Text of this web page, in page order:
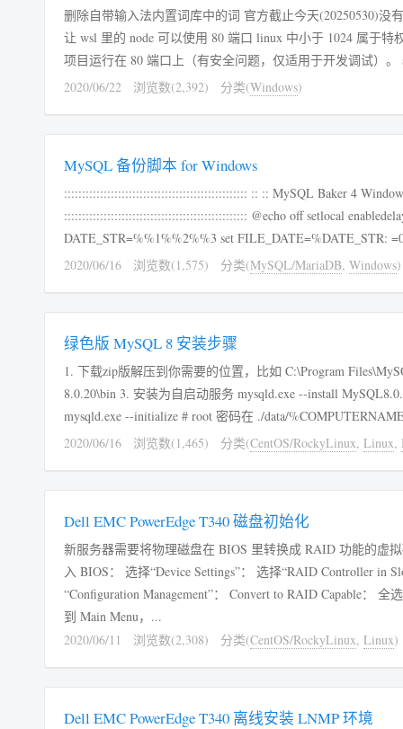
删除自带输入法内置词库中的词 官方截止今天(20250530)
让 wsl 里的 node 可以使用 80 端口 linux 中小于 1024 属于
2020/06/22
浏览数(2,392) 分类(Windows)
MySQL 备份脚本 for Windows
::::::::::::::::::::::::::::::::::::::::::::::::::: :: :: MySQL Baker 4 Windows :: :: DATABASES=以空格分隔的库名或 --all-databases ::
::::::::::::::::::::::::::::::::::::::::::::::::::: @echo off setlocal enabledelayedexpansion for /f "tokens=1-3 delims=-/ " %%1 in ("%date%") do set
2020/06/16 浏览数(1,575) 分类(MySQL/MariaDB, Windows)
绿色版 MySQL 8 安装步骤
1. 下载zip版解压到你需要的位置，比如 C:\Program Files\MySQL 8.0.20\ 2.
8.0.20\bin 3. 安装为自启动服务 mysqld.exe --install MySQL8.0.20 #卸载服务： mysql-nt.exe -remove 4. 初始化，生成 /data 目录等
mysqld.exe --initialize # root 密码在 ./data/
2020/06/16
浏览数(1,465) 分类(CentOS/RockyLinux, Linux,
Dell EMC PowerEdge T340 磁盘初始化
新服务器需要将物理磁盘在 BIOS 里转换成 RAID 功能的虚
入 BIOS： 选择“Device Settings”： 选择“RAID Controller in Slot 1: Dell PERC <PERC H330 Adapter> Confituration Utility”： 选择
“Configuration Management”： Convert to RAID Capable： 全选需要转为 RAID 的硬盘（回车或空格键都可以切换选中状态）： 按ESC回
到 Main Menu，...
2020/06/11
浏览数(2,308) 分类(CentOS/RockyLinux, Linux)
Dell EMC PowerEdge T340 离线安装 LNMP 环境